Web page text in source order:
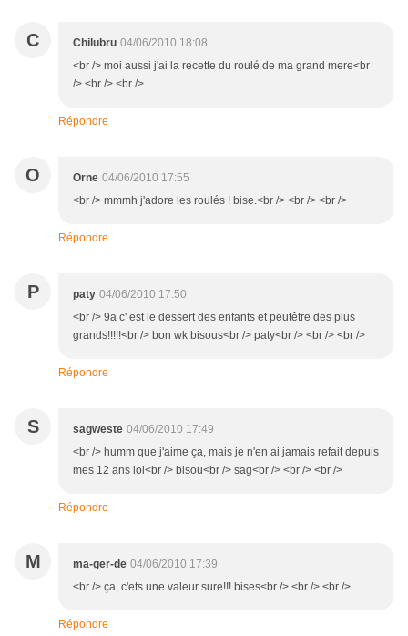
C Chilubru 04/06/2010 18:08
<br /> moi aussi j'ai la recette du roulé de ma grand mere<br
/> <br /> <br />
Répondre
O Orne 04/06/2010 17:55
<br /> mmmh j'adore les roulés ! bise.<br /> <br /> <br />
Répondre
P paty 04/06/2010 17:50
<br /> 9a c' est le dessert des enfants et peutêtre des plus
grands!!!!!<br /> bon wk bisous<br /> paty<br /> <br /> <br />
Répondre
S sagweste 04/06/2010 17:49
<br /> humm que j'aime ça, mais je n'en ai jamais refait depuis
mes 12 ans lol<br /> bisou<br /> sag<br /> <br /> <br />
Répondre
M ma-ger-de 04/06/2010 17:39
<br /> ça, c'ets une valeur sure!!! bises<br /> <br /> <br />
Répondre